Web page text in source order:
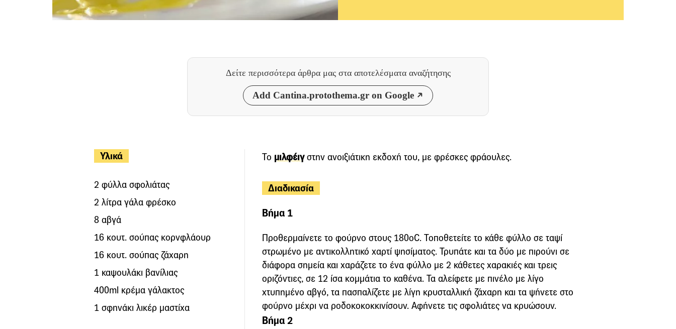
Δείτε περισσότερα άρθρα μας στα αποτελέσματα αναζήτησης
Add Cantina.protothema.gr on Google
Υλικά
2 φύλλα σφολιάτας
2 λίτρα γάλα φρέσκο
8 αβγά
16 κουτ. σούπας κορνφλάουρ
16 κουτ. σούπας ζάχαρη
1 καψουλάκι βανίλιας
400ml κρέμα γάλακτος
1 σφηνάκι λικέρ μαστίχα
Το μιλφέιγστην ανοιξιάτικη εκδοχή του, με φρέσκες φράουλες.
Διαδικασία
Βήμα 1
Προθερμαίνετε το φούρνο στους 180οC. Τοποθετείτε το κάθε φύλλο σε ταψί
στρωμένο με αντικολλητικό χαρτί ψησίματος. Τρυπάτε και τα δύο με πιρούνι σε
διάφορα σημεία και χαράζετε το ένα φύλλο με 2 κάθετες χαρακιές και τρεις
οριζόντιες, σε 12 ίσα κομμάτια το καθένα. Τα αλείφετε με πινέλο με λίγο
χτυπημένο αβγό, τα πασπαλίζετε με λίγη κρυσταλλική ζάχαρη και τα ψήνετε στο
φούρνο μέχρι να ροδοκοκοκκινίσουν. Αφήνετε τις σφολιάτες να κρυώσουν.
Βήμα 2